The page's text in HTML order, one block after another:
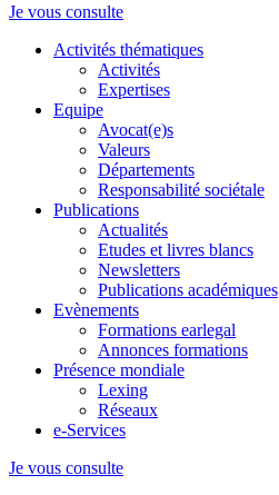
Je vous consulte
Activités thématiques
Activités
Expertises
Equipe
Avocat(e)s
Valeurs
Départements
Responsabilité sociétale
Publications
Actualités
Etudes et livres blancs
Newsletters
Publications académiques
Evènements
Formations earlegal
Annonces formations
Présence mondiale
Lexing
Réseaux
e-Services
Je vous consulte